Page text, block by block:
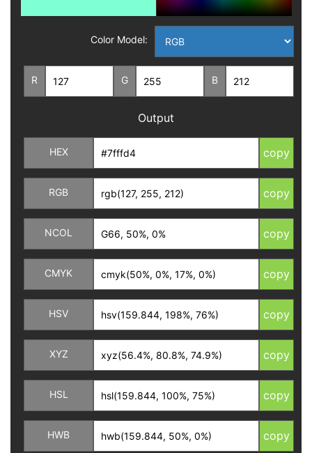
Color Model:
R G B
Output
HEX copy
RGB copy
NCOL copy
CMYK copy
HSV copy
XYZ copy
HSL copy
HWB copy